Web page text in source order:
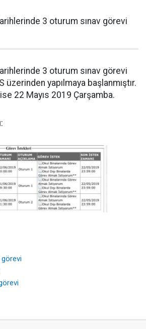
3 oturum sınav görevi
3 oturum sınav görevi
üzerinden yapılmaya başlanmıştır.
22 Mayıs 2019 Çarşamba.
görevi